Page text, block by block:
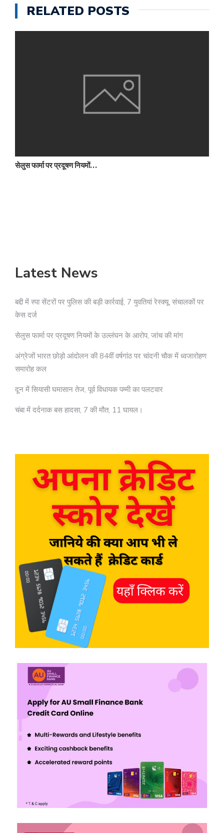
RELATED POSTS
सेलुस फार्मा पर प्रदूषण नियमों…
Latest News
बद्दी में स्पा सेंटरों पर पुलिस की बड़ी कार्रवाई, 7 युवतियां रेस्क्यू, संचालकों पर
केस दर्ज
सेलुस फार्मा पर प्रदूषण नियमों के उल्लंघन के आरोप, जांच की मांग
अंग्रेजों भारत छोड़ो आंदोलन की 84वीं वर्षगांठ पर चांदनी चौक में ध्वजारोहण
समारोह कल
दून में सियासी घमासान तेज, पूर्व विधायक पम्मी का पलटवार
चंबा में दर्दनाक बस हादसा, 7 की मौत, 11 घायल।